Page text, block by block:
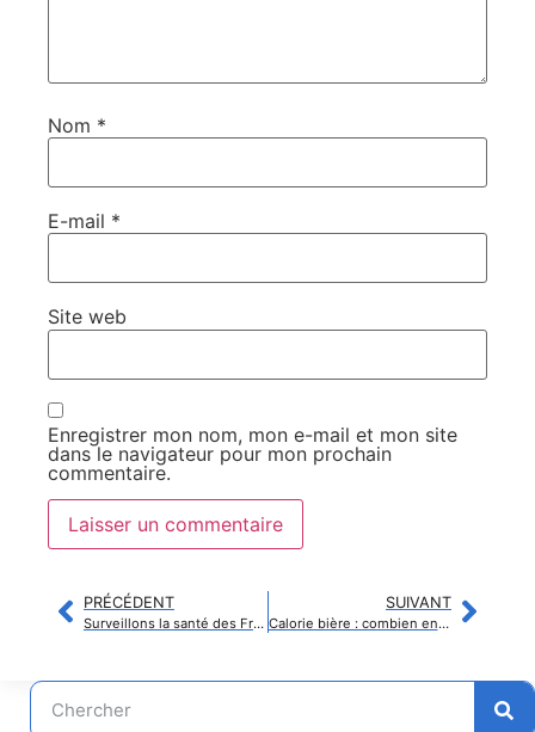
Nom *
E-mail *
Site web
Enregistrer mon nom, mon e-mail et mon site
dans le navigateur pour mon prochain
commentaire.
PRÉCÉDENT
Surveillons la santé des Français : ne brisons pas le thermomètre !
SUIVANT
Calorie bière : combien en consomme-t-on réellement ?